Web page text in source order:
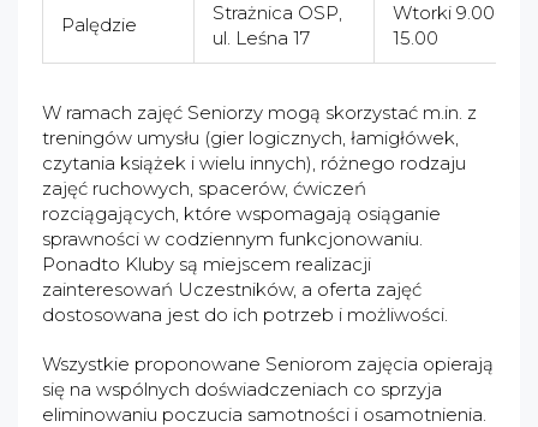
Palędzie
Strażnica OSP,
ul. Leśna 17
Wtorki 9.00-
15.00
W ramach zajęć Seniorzy mogą skorzystać m.in. z
treningów umysłu (gier logicznych, łamigłówek,
czytania książek i wielu innych), różnego rodzaju
zajęć ruchowych, spacerów, ćwiczeń
rozciągających, które wspomagają osiąganie
sprawności w codziennym funkcjonowaniu.
Ponadto Kluby są miejscem realizacji
zainteresowań Uczestników, a oferta zajęć
dostosowana jest do ich potrzeb i możliwości.
Wszystkie proponowane Seniorom zajęcia opierają
się na wspólnych doświadczeniach co sprzyja
eliminowaniu poczucia samotności i osamotnienia.